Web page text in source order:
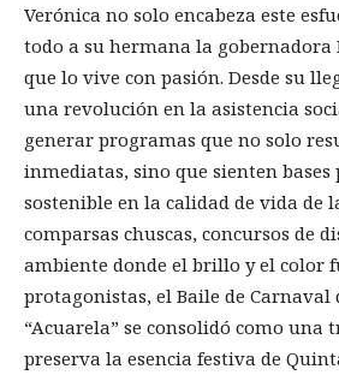
Verónica no solo encabeza este
todo a su hermana la gobernadora
que lo vive con pasión. Desde su
una revolución en la asistencia
generar programas que no solo
inmediatas, sino que sienten
sostenible en la calidad de vida de
comparsas chuscas, concursos de
ambiente donde el brillo y el color
protagonistas, el Baile de Carnaval
“Acuarela” se consolidó como una
preserva la esencia festiva de